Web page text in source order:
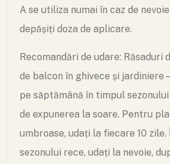
A se utiliza numai în caz de
depășiți doza de aplicare.
Recomandări de udare: Răsaduri
de balcon în ghivece și jardiniere
pe săptămână în timpul
de expunerea la soare. Pentru
umbroase, udați la fiecare 10
sezonului rece, udați la nevoie,